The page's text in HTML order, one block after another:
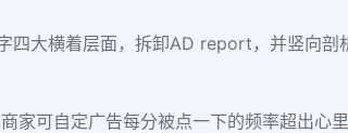
大横着层面，拆卸AD report，并竖向
家可自定广告每分被点一下的频率超出心